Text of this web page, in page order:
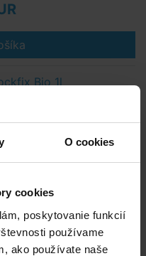
O cookies
cookies
poskytovanie funkcií
používame
ako používate naše
Bio 1l